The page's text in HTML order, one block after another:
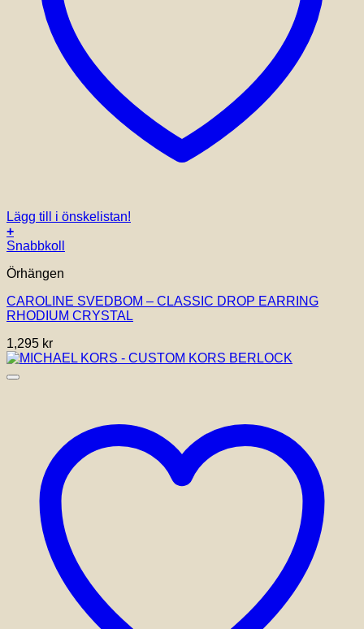
Lägg till i önskelistan!
+
Snabbkoll
Örhängen
CAROLINE SVEDBOM – CLASSIC DROP EARRING
RHODIUM CRYSTAL
1,295 kr